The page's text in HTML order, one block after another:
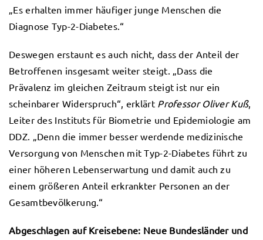
„Es erhalten immer häufiger junge Menschen die
Diagnose Typ-2-Diabetes.“
Deswegen erstaunt es auch nicht, dass der Anteil der
Betroffenen insgesamt weiter steigt. „Dass die
Prävalenz im gleichen Zeitraum steigt ist nur ein
scheinbarer Widerspruch“, erklärt Professor Oliver Kuß,
Leiter des Instituts für Biometrie und Epidemiologie am
DDZ. „Denn die immer besser werdende medizinische
Versorgung von Menschen mit Typ-2-Diabetes führt zu
einer höheren Lebenserwartung und damit auch zu
einem größeren Anteil erkrankter Personen an der
Gesamtbevölkerung.“
Abgeschlagen auf Kreisebene: Neue Bundesländer und